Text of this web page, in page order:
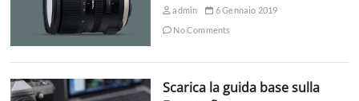
admin
6 Gennaio 2019
No Comments
Scarica la guida base sulla